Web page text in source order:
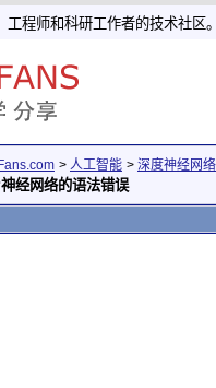
工程师和科研工作者的技术社区
> 人工智能 > 深度神经网
经网络的语法错误